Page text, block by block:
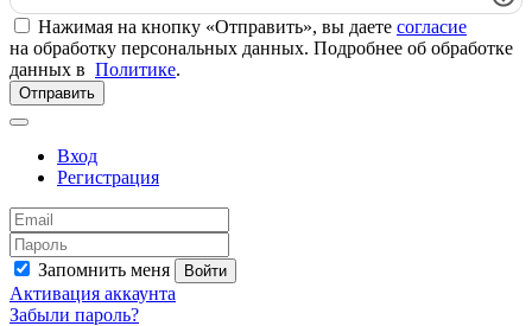
Нажимая на кнопку «Отправить», вы даете согласие
на обработку персональных данных. Подробнее об обработке
данных в Политике.
Отправить
Вход
Регистрация
Запомнить меня Войти
Активация аккаунта
Забыли пароль?